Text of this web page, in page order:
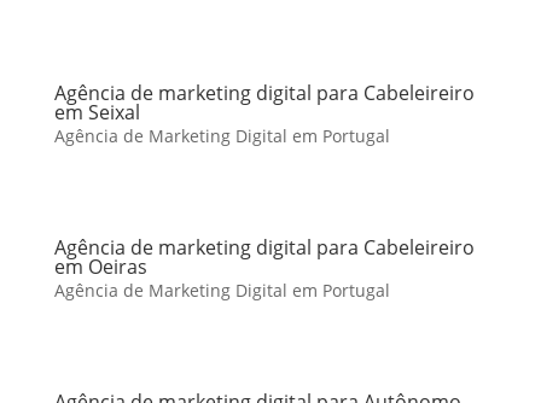
Agência de marketing digital para Cabeleireiro
em Seixal
Agência de Marketing Digital em Portugal
Agência de marketing digital para Cabeleireiro
em Oeiras
Agência de Marketing Digital em Portugal